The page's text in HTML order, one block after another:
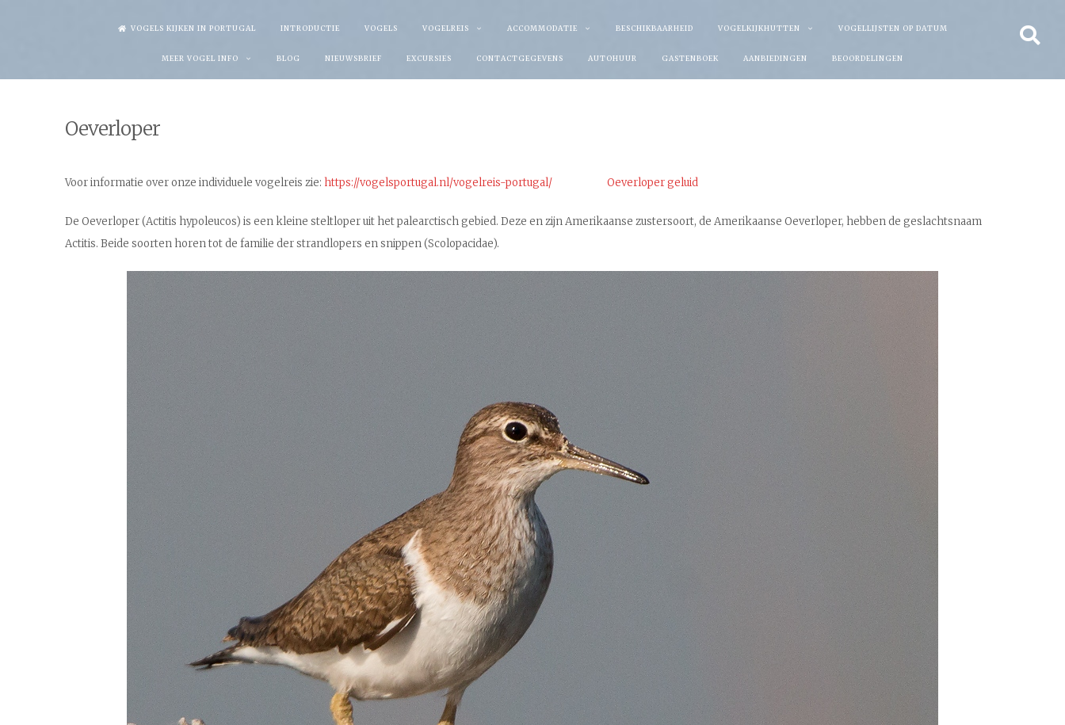
VOGELS KIJKEN IN PORTUGAL INTRODUCTIE VOGELS VOGELREIS ACCOMMODATIE BESCHIKBAARHEID VOGELKIJKHUTTEN VOGELLIJSTEN OP DATUM
MEER VOGEL INFO BLOG NIEUWSBRIEF EXCURSIES CONTACTGEGEVENS AUTOHUUR GASTENBOEK AANBIEDINGEN BEOORDELINGEN
Oeverloper
Voor informatie over onze individuele vogelreis zie: https://vogelsportugal.nl/vogelreis-portugal/ Oeverloper geluid
De Oeverloper (Actitis hypoleucos) is een kleine steltloper uit het palearctisch gebied. Deze en zijn Amerikaanse zustersoort, de Amerikaanse Oeverloper, hebben de geslachtsnaam
Actitis. Beide soorten horen tot de familie der strandlopers en snippen (Scolopacidae).